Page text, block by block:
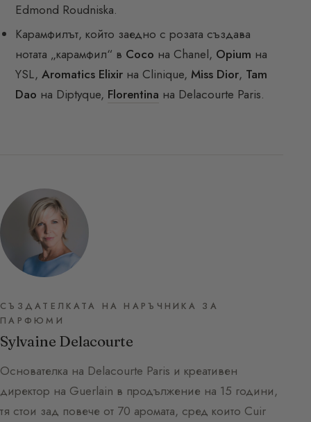
Edmond Roudniska.
Карамфилът, който заедно с розата създава
нотата „карамфил“ в Coco на Chanel, Opium на
YSL,Aromatics Elixir на Clinique,Miss Dior, Tam
Dao на Diptyque, Florentina на Delacourte Paris.
СЪЗДАТЕЛКАТА НА НАРЪЧНИКА ЗА
ПАРФЮМИ
Sylvaine Delacourte
Основателка на Delacourte Paris и креативен
директор на Guerlain в продължение на 15 години,
тя стои зад повече от 70 аромата, сред които Cuir